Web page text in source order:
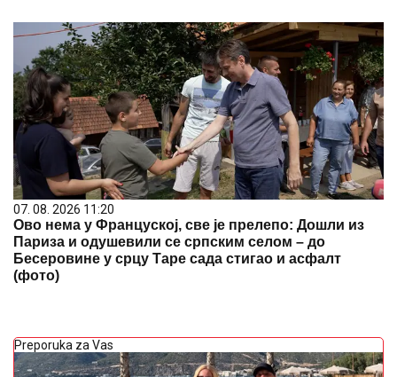
07. 08. 2026 11:20
Ово нема у Француској, све је прелепо: Дошли из
Париза и одушевили се српским селом – до
Бесеровине у срцу Таре сада стигао и асфалт
(фото)
Preporuka za Vas